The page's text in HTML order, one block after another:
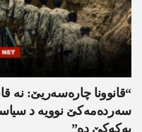
“قانوونا چارەسەریێ: نە
سەردەمەکێ نوویە د
پەکەکێ دە”